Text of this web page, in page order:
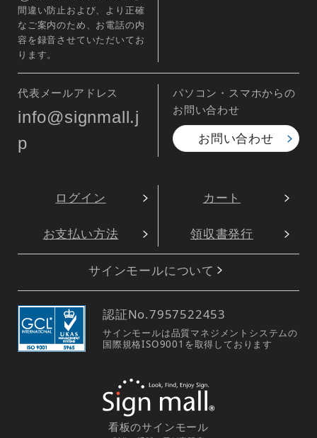
間違い防止および、より正確
なご案内のため、お電話の内
容を録音させていただいてお
ります。
代表メールアドレス
info@signmall.j
p
パソコン・スマホからの
お問い合わせ
お問い合わせ
ログイン カート
お支払い方法 領収書発行
サインモールについて
認証No.7957522453
サインモールは品質マネジメントシステムの
国際規格ISO9001を取得しております
看板のサインモール